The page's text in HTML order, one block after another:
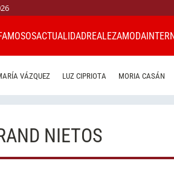
ACTUALIDADREALEZAMODA
VÁZQUEZ LUZ CIPRIOTA MORIA CASÁN
NIETOS